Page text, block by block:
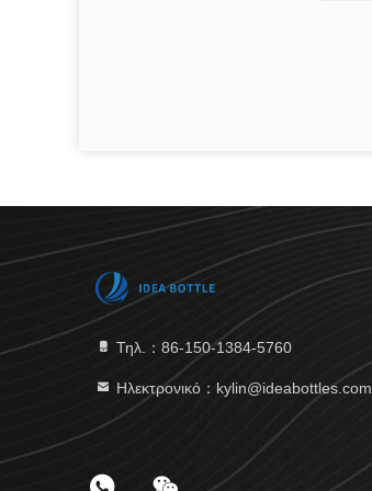
Τηλ.：86-150-1384-5760
Ηλεκτρονικό：kylin@ideabottles.com